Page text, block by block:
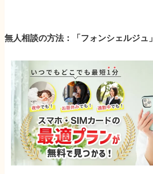
無人相談の方法：「フォンシェルジュ」